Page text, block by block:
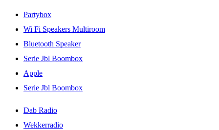
Partybox
Wi Fi Speakers Multiroom
Bluetooth Speaker
Serie Jbl Boombox
Apple
Serie Jbl Boombox
Dab Radio
Wekkerradio